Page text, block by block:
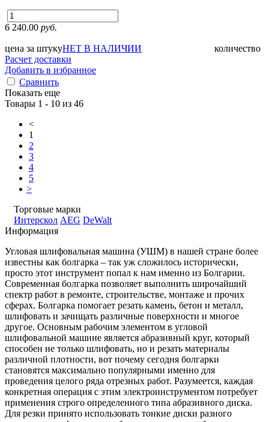
6 240.00 руб.
цена за штуку количество
НЕТ В НАЛИЧИИ
Расчет доставки
Добавить в избранное
Сравнить
Показать еще
Товары 1 - 10 из 46
<
1
2
3
4
5
>
Торговые марки
Интерскол AEG DeWalt
Информация
Угловая шлифовальная машина (УШМ) в нашей стране более
известны как болгарка – так уж сложилось исторически,
просто этот инструмент попал к нам именно из Болгарии.
Современная болгарка позволяет выполнить широчайший
спектр работ в ремонте, строительстве, монтаже и прочих
сферах. Болгарка помогает резать камень, бетон и металл,
шлифовать и зачищать различные поверхности и многое
другое. Основным рабочим элементом в угловой
шлифовальной машине является абразивный круг, который
способен не только шлифовать, но и резать материалы
различной плотности, вот почему сегодня болгарки
становятся максимально популярными именно для
проведения целого ряда отрезных работ. Разумеется, каждая
конкретная операция с этим электроинструментом потребует
применения строго определенного типа абразивного диска.
Для резки принято использовать тонкие диски разного